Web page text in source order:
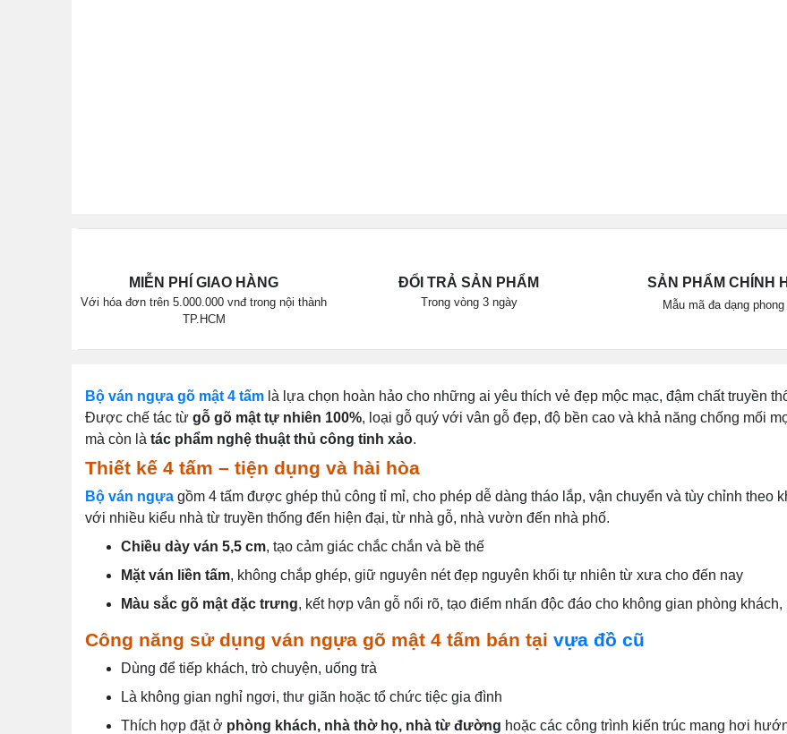
MIỄN PHÍ GIAO HÀNG
Với hóa đơn trên 5.000.000 vnđ trong nội thành
TP.HCM
ĐỔI TRẢ SẢN PHẨM
Trong vòng 3 ngày
SẢN PHẨM CHÍNH
Mẫu mã đa dạng phong
Bộ ván ngựa gõ mật 4 tấm là lựa chọn hoàn hảo cho những ai yêu thích vẻ đẹp mộc mạc, đậm chất truyền
Được chế tác từ gỗ gõ mật tự nhiên 100%, loại gỗ quý với vân gỗ đẹp, độ bền cao và khả năng chống mối
mà còn là tác phẩm nghệ thuật thủ công tinh xảo.
Thiết kế 4 tấm – tiện dụng và hài hòa
Bộ ván ngựa gồm 4 tấm được ghép thủ công tỉ mỉ, cho phép dễ dàng tháo lắp, vận chuyển và tùy chỉnh theo
với nhiều kiểu nhà từ truyền thống đến hiện đại, từ nhà gỗ, nhà vườn đến nhà phố.
Chiều dày ván 5,5 cm, tạo cảm giác chắc chắn và bề thế
Mặt ván liền tấm, không chắp ghép, giữ nguyên nét đẹp nguyên khối tự nhiên từ xưa cho đến nay
Màu sắc gõ mật đặc trưng, kết hợp vân gỗ nổi rõ, tạo điểm nhấn độc đáo cho không gian phòng
Công năng sử dụng ván ngựa gõ mật 4 tấm bán tại vựa đồ cũ
Dùng để tiếp khách, trò chuyện, uống trà
Là không gian nghỉ ngơi, thư giãn hoặc tổ chức tiệc gia đình
Thích hợp đặt ở phòng khách, nhà thờ họ, nhà từ đường hoặc các công trình kiến trúc mang hơi